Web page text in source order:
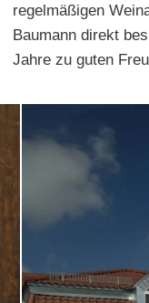
regelmäßigen
Baumann direkt
Jahre zu guten